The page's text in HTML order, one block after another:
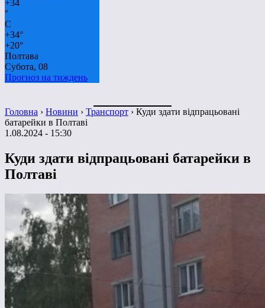
+34
°
C
+34°
+20°
Полтава
Субота, 08
Прогноз на тиждень
Головна › Новини › Транспорт › Куди здати відпрацьовані
батарейки в Полтаві
1.08.2024 - 15:30
Куди здати відпрацьовані батарейки в
Полтаві